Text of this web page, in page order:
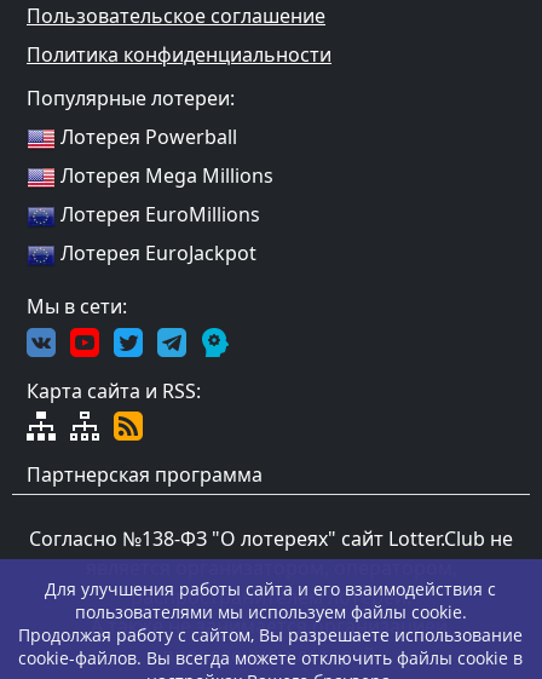
Пользовательское соглашение
Политика конфиденциальности
Популярные лотереи:
Лотерея Powerball
Лотерея Mega Millions
Лотерея EuroMillions
Лотерея EuroJackpot
Мы в сети:
Карта сайта и RSS:
Партнерская программа
Согласно №138-ФЗ "О лотереях" сайт Lotter.Club не
является организатором, оператором,
распространителем лотерей.
А также не занимается организацией,
проведением лотерей.
Для улучшения работы сайта и его взаимодействия с
пользователями мы используем файлы cookie.
Продолжая работу с сайтом, Вы разрешаете использование
cookie-файлов. Вы всегда можете отключить файлы cookie в